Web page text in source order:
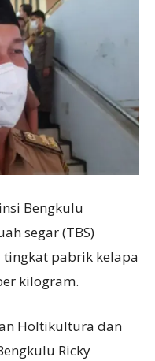
Bengkulu
segar (TBS)
pabrik kelapa
kilogram.
Holtikultura dan
Ricky